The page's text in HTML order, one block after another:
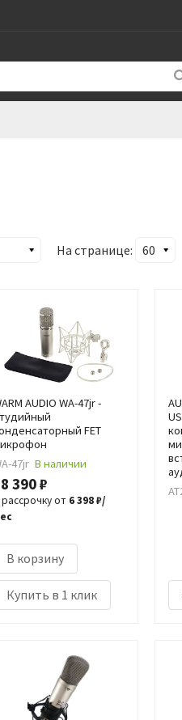
На странице:
AUDIO WA-47jr -
FET
47jr В наличии
390 ₽
от 6 398 ₽/
В корзину
Купить в 1 клик